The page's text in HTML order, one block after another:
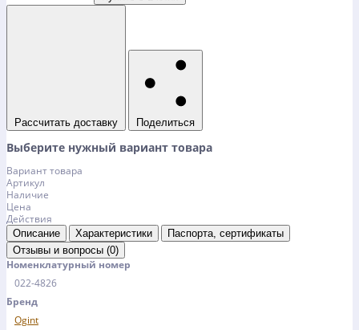
Рассчитать доставку Поделиться
Выберите нужный вариант товара
Вариант товара
Артикул
Наличие
Цена
Действия
Описание Характеристики
Паспорта, сертификаты
Отзывы и вопросы (0)
Номенклатурный номер
022-4826
Бренд
Ogint